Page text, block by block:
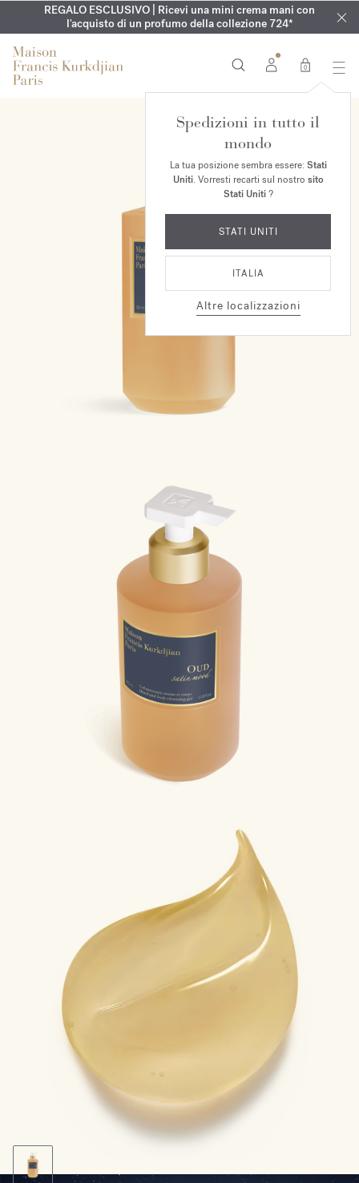
ESCLUSIVO | Scopri la nuova fragranza OUDvelvet moodnel
tuo ordine*
REGALO ESCLUSIVO | Ricevi una mini crema mani con
l'acquisto di un profumo della collezione 724*
INCISIONE GRATUITA | Sulla collezione AquaCologne forte
fino al 16 agosto
GUARDAROBA ESTIVO | Scopri la tua fragranza estiva
esclusiva
0
Spedizioni in tutto il
mondo
La tua posizione sembra essere: Stati
Uniti. Vorresti recarti sul nostro sito
Stati Uniti?
STATI UNITI
ITALIA
Altre localizzazioni